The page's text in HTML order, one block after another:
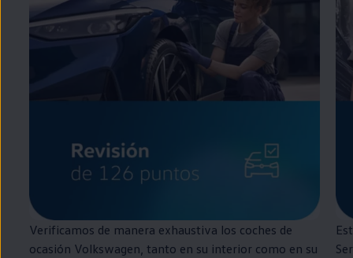
Verificamos de manera exhaustiva los coches de
ocasión Volkswagen , tanto en su interior como en su